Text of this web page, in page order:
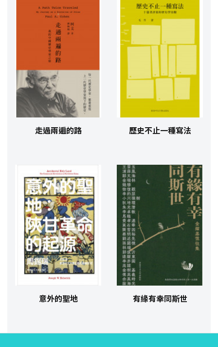
走過兩遍的路 歷史不止一種寫法
意外的聖地 有緣有幸同斯世